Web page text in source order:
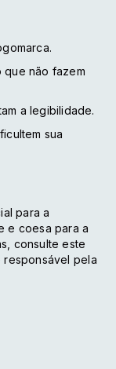
que não fazem
a legibilidade.
sua
para a
e coesa para a
consulte este
responsável pela